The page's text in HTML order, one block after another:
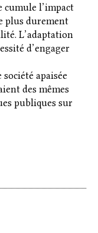
cumule l’impact
plus durement
L’adaptation
d’engager
apaisée
des mêmes
publiques sur